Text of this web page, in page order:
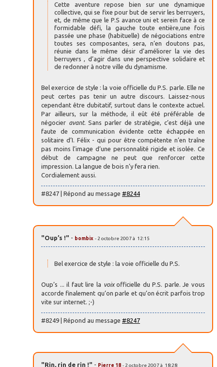
Cette aventure repose bien sur une dynamique
collective, qui se fixe pour but de servir les berruyers,
et, de même que le P.S avance uni et serein face à ce
formidable défi, la gauche toute entière,une fois
passée une phase (habituelle) de négociations entre
toutes ses composantes, sera, n’en doutons pas,
réunie dans le même désir d’améliorer la vie des
berruyers , d’agir dans une perspective solidaire et
de redonner à notre ville du dynamisme.
Bel exercice de style : la voie officielle du P.S. parle. Elle ne
peut certes pas tenir un autre discours. Laissez-nous
cependant être dubitatif, surtout dans le contexte actuel.
Par ailleurs, sur la méthode, il eût été préférable de
négocier avant. Sans parler de stratégie, c’est déjà une
faute de communication évidente cette échappée en
solitaire d’I. Félix - qui pour être compétente n’en traîne
pas moins l’image d’une personnalité rigide et isolée. Ce
début de campagne ne peut que renforcer cette
impression. La langue de bois n’y fera rien.
Cordialement aussi.
#8247 | Répond au message #8244
"Oup’s !" - bombix - 2 octobre 2007 à 12:15
Bel exercice de style : la voie officielle du P.S.
Oup’s ... il faut lire la voixofficielle du P.S. parle. Je vous
accorde finalement qu’on parle et qu’on écrit parfois trop
vite sur internet. ;-)
#8249 | Répond au message #8247
"Rin, rin de rin !" - Pierre 18 - 2 octobre 2007 à 18:28